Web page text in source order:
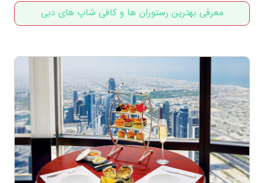
معرفی بهترین رستوران ها و کافی شاپ های دبی